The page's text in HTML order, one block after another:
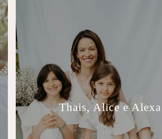
Thais, Alice e Alexa